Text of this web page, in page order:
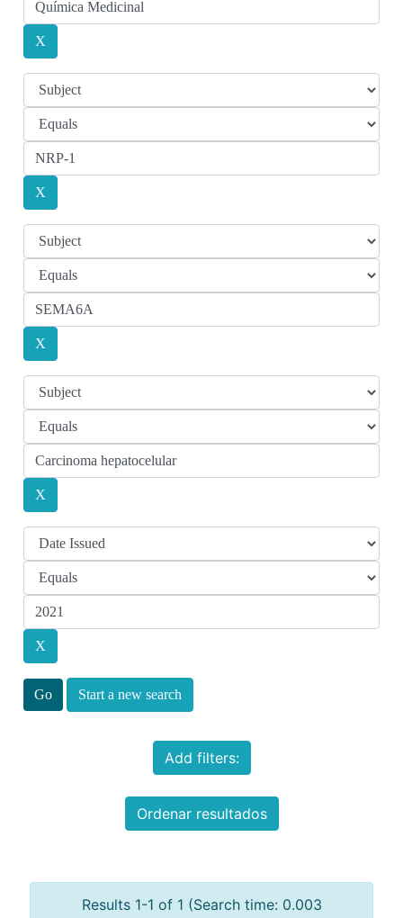
Start a new search
Add filters:
Ordenar resultados
Results 1-1 of 1 (Search time: 0.003